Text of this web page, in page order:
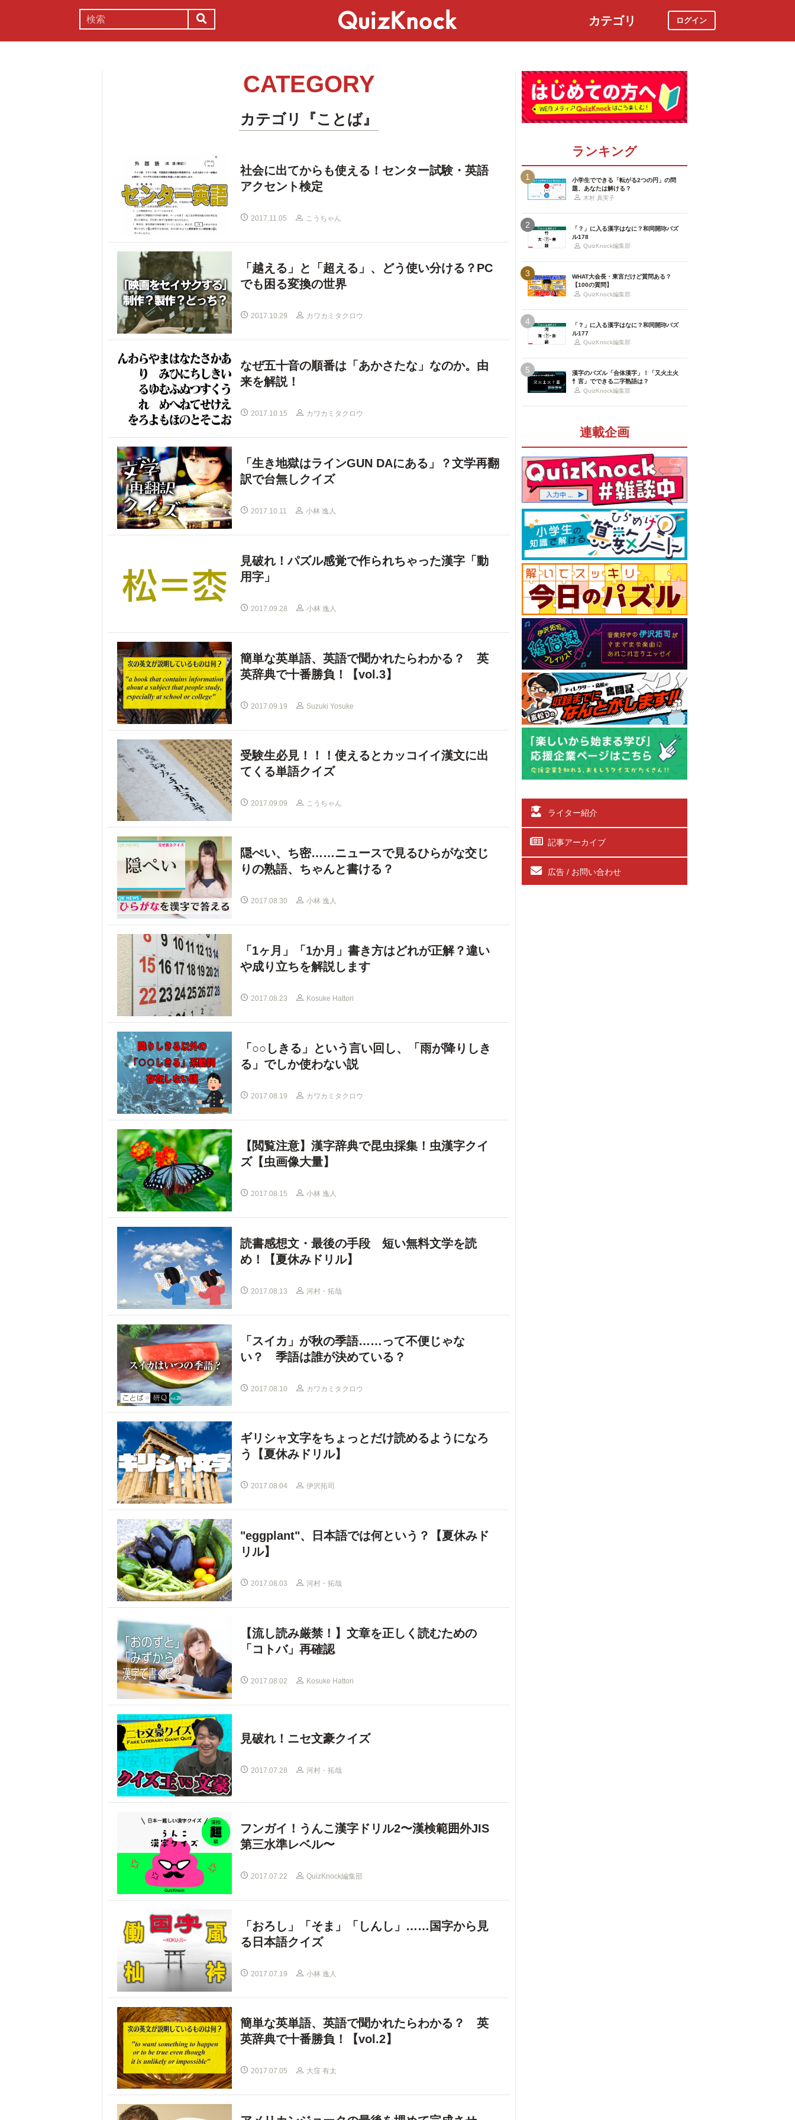
カテゴリ ログイン
CATEGORY
カテゴリ『ことば』
社会に出てからも使える！センター試験・英語
アクセント検定
2017.11.05 こうちゃん
「越える」と「超える」、どう使い分ける？PC
でも困る変換の世界
2017.10.29 カワカミタクロウ
なぜ五十音の順番は「あかさたな」なのか。由
来を解説！
2017.10.15 カワカミタクロウ
「生き地獄はラインGUN DAにある」？文学再翻
訳で台無しクイズ
2017.10.11 小林 逸人
見破れ！パズル感覚で作られちゃった漢字「動
用字」
2017.09.28 小林 逸人
簡単な英単語、英語で聞かれたらわかる？ 英
英辞典で十番勝負！【vol.3】
2017.09.19 Suzuki Yosuke
受験生必見！！！使えるとカッコイイ漢文に出
てくる単語クイズ
2017.09.09 こうちゃん
隠ぺい、ち密……ニュースで見るひらがな交じ
りの熟語、ちゃんと書ける？
2017.08.30 小林 逸人
「1ヶ月」「1か月」書き方はどれが正解？違い
や成り立ちを解説します
2017.08.23 Kosuke Hattori
「○○しきる」という言い回し、「雨が降りしき
る」でしか使わない説
2017.08.19 カワカミタクロウ
【閲覧注意】漢字辞典で昆虫採集！虫漢字クイ
ズ【虫画像大量】
2017.08.15 小林 逸人
読書感想文・最後の手段 短い無料文学を読
め！【夏休みドリル】
2017.08.13 河村・拓哉
「スイカ」が秋の季語……って不便じゃな
い？ 季語は誰が決めている？
2017.08.10 カワカミタクロウ
ギリシャ文字をちょっとだけ読めるようになろ
う【夏休みドリル】
2017.08.04 伊沢拓司
"eggplant"、日本語では何という？【夏休みド
リル】
2017.08.03 河村・拓哉
【流し読み厳禁！】文章を正しく読むための
「コトバ」再確認
2017.08.02 Kosuke Hattori
見破れ！ニセ文豪クイズ
2017.07.28 河村・拓哉
フンガイ！うんこ漢字ドリル2〜漢検範囲外JIS
第三水準レベル〜
2017.07.22 QuizKnock編集部
「おろし」「そま」「しんし」……国字から見
る日本語クイズ
2017.07.19 小林 逸人
簡単な英単語、英語で聞かれたらわかる？ 英
英辞典で十番勝負！【vol.2】
2017.07.05 大窪 有太
ランキング
1
小学生でできる「転がる2つの円」の問
題、あなたは解ける？
木村 真実子
2
「？」に入る漢字はなに？和同開珎パズ
ル178
QuizKnock編集部
3
WHAT大会長・東言だけど質問ある？
【100の質問】
QuizKnock編集部
4
「？」に入る漢字はなに？和同開珎パズ
ル177
QuizKnock編集部
5
漢字のパズル「合体漢字」！「又火土火
忄言」でできる二字熟語は？
QuizKnock編集部
連載企画
ライター紹介
記事アーカイブ
広告 / お問い合わせ